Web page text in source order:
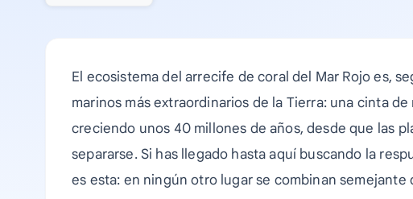
El ecosistema del arrecife de coral del Mar Rojo es,
marinos más extraordinarios de la Tierra: una cinta
creciendo unos 40 millones de años, desde que las
separarse. Si has llegado hasta aquí buscando la
es esta: en ningún otro lugar se combinan